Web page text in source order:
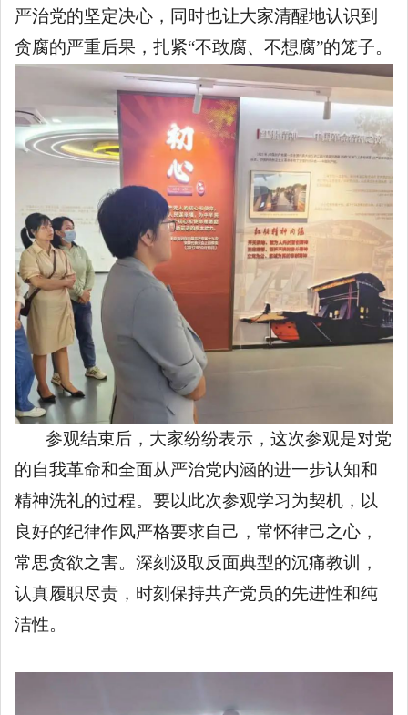
严治党的坚定决心，同时也让大家清醒地认识到
贪腐的严重后果，扎紧“不敢腐、不想腐”的笼子。
参观结束后，大家纷纷表示，这次参观是对党
的自我革命和全面从严治党内涵的进一步认知和
精神洗礼的过程。要以此次参观学习为契机，以
良好的纪律作风严格要求自己，常怀律己之心，
常思贪欲之害。深刻汲取反面典型的沉痛教训，
认真履职尽责，时刻保持共产党员的先进性和纯
洁性。